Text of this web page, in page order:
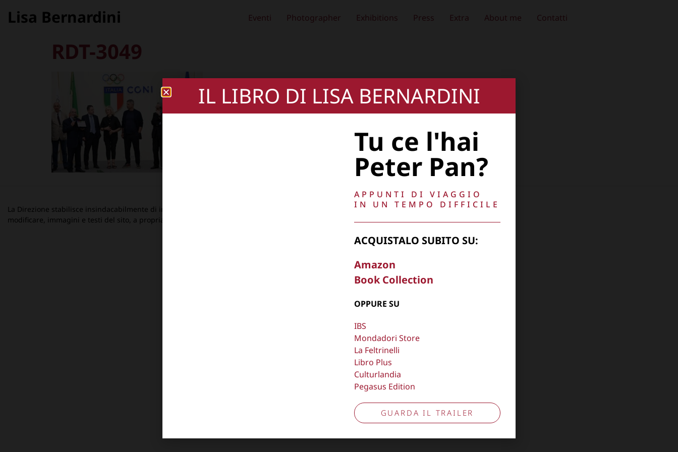
Lisa Bernardini Eventi Photographer Exhibitions Press Extra About me Contatti
RDT-3049
La Direzione stabilisce insindacabilmente di inserire, rimuovere, oscurare,
modificare, immagini e testi del sito, a propria discrezione.
Copyright © 2026 Lisa Bernardini – P.IVA 14910741009
Privacy Policy
Aggiorna preferenze tracciamento
IL LIBRO DI LISA BERNARDINI
Tu ce l'hai
Peter Pan?
APPUNTI DI VIAGGIO
IN UN TEMPO DIFFICILE
ACQUISTALO SUBITO SU:
Amazon
Book Collection
OPPURE SU
IBS
Mondadori Store
La Feltrinelli
Libro Plus
Culturlandia
Pegasus Edition
GUARDA IL TRAILER